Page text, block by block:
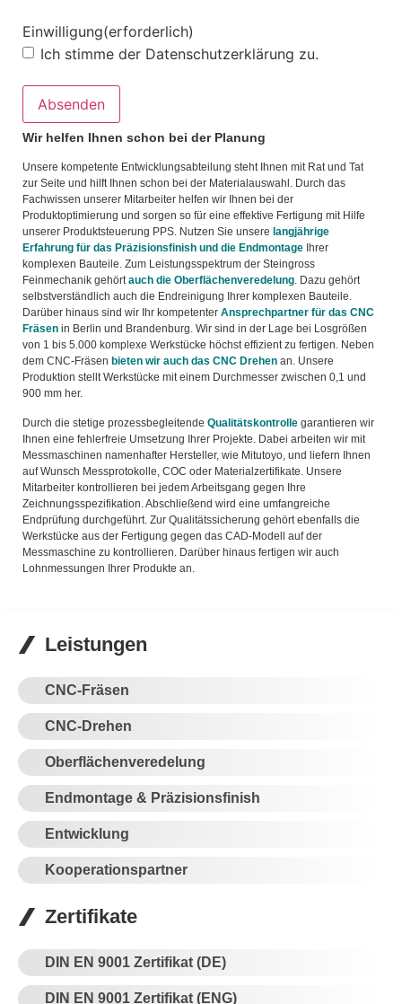
Einwilligung(erforderlich)
Ich stimme der Datenschutzerklärung zu.
Wir helfen Ihnen schon bei der Planung
Unsere kompetente Entwicklungsabteilung steht Ihnen mit Rat und Tat
zur Seite und hilft Ihnen schon bei der Materialauswahl. Durch das
Fachwissen unserer Mitarbeiter helfen wir Ihnen bei der
Produktoptimierung und sorgen so für eine effektive Fertigung mit Hilfe
unserer Produktsteuerung PPS. Nutzen Sie unsere langjährige
Erfahrung für das Präzisionsfinish und die Endmontage Ihrer
komplexen Bauteile. Zum Leistungsspektrum der Steingross
Feinmechanik gehörtauch die Oberflächenveredelung. Dazu gehört
selbstverständlich auch die Endreinigung Ihrer komplexen Bauteile.
Darüber hinaus sind wir Ihr kompetenter Ansprechpartner für das CNC
Fräsen in Berlin und Brandenburg. Wir sind in der Lage bei Losgrößen
von 1 bis 5.000 komplexe Werkstücke höchst effizient zu fertigen. Neben
dem CNC-Fräsen bieten wir auch das CNC Drehen an. Unsere
Produktion stellt Werkstücke mit einem Durchmesser zwischen 0,1 und
900 mm her.
Durch die stetige prozessbegleitende Qualitätskontrolle garantieren wir
Ihnen eine fehlerfreie Umsetzung Ihrer Projekte. Dabei arbeiten wir mit
Messmaschinen namenhafter Hersteller, wie Mitutoyo, und liefern Ihnen
auf Wunsch Messprotokolle, COC oder Materialzertifikate. Unsere
Mitarbeiter kontrollieren bei jedem Arbeitsgang gegen Ihre
Zeichnungsspezifikation. Abschließend wird eine umfangreiche
Endprüfung durchgeführt. Zur Qualitätssicherung gehört ebenfalls die
Werkstücke aus der Fertigung gegen das CAD-Modell auf der
Messmaschine zu kontrollieren. Darüber hinaus fertigen wir auch
Lohnmessungen Ihrer Produkte an.
Leistungen
CNC-Fräsen
CNC-Drehen
Oberflächenveredelung
Endmontage & Präzisionsfinish
Entwicklung
Kooperationspartner
Zertifikate
DIN EN 9001 Zertifikat (DE)
DIN EN 9001 Zertifikat (ENG)